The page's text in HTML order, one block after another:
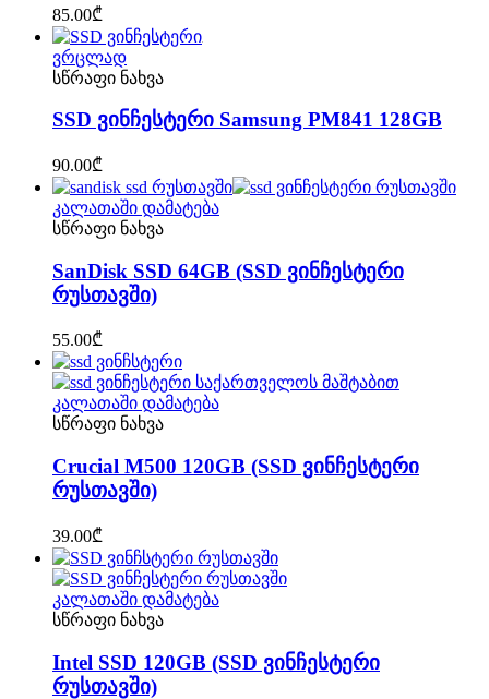
85.00₾
ვრცლად
სწრაფი ნახვა
SSD ვინჩესტერი Samsung PM841 128GB
90.00₾
კალათაში დამატება
სწრაფი ნახვა
SanDisk SSD 64GB (SSD ვინჩესტერი
რუსთავში)
55.00₾
კალათაში დამატება
სწრაფი ნახვა
Crucial M500 120GB (SSD ვინჩესტერი
რუსთავში)
39.00₾
კალათაში დამატება
სწრაფი ნახვა
Intel SSD 120GB (SSD ვინჩესტერი
რუსთავში)